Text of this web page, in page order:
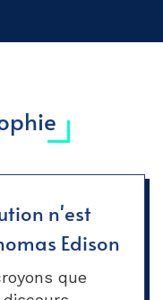
n'est
Edison
que